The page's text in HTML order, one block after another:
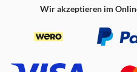
Kinderhänden schützen,
Kindersicherung aktiviert
Bedienung kann gesperrt
Wir akzeptieren im